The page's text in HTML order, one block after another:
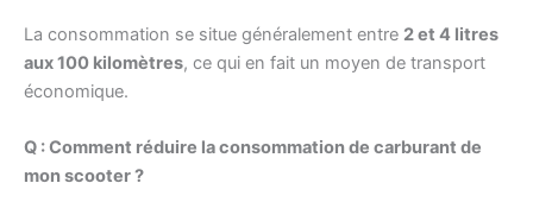
La consommation se situe généralement entre 2 et 4 litres
aux 100 kilomètres, ce qui en fait un moyen de transport
économique.
Q : Comment réduire la consommation de carburant de
mon scooter ?